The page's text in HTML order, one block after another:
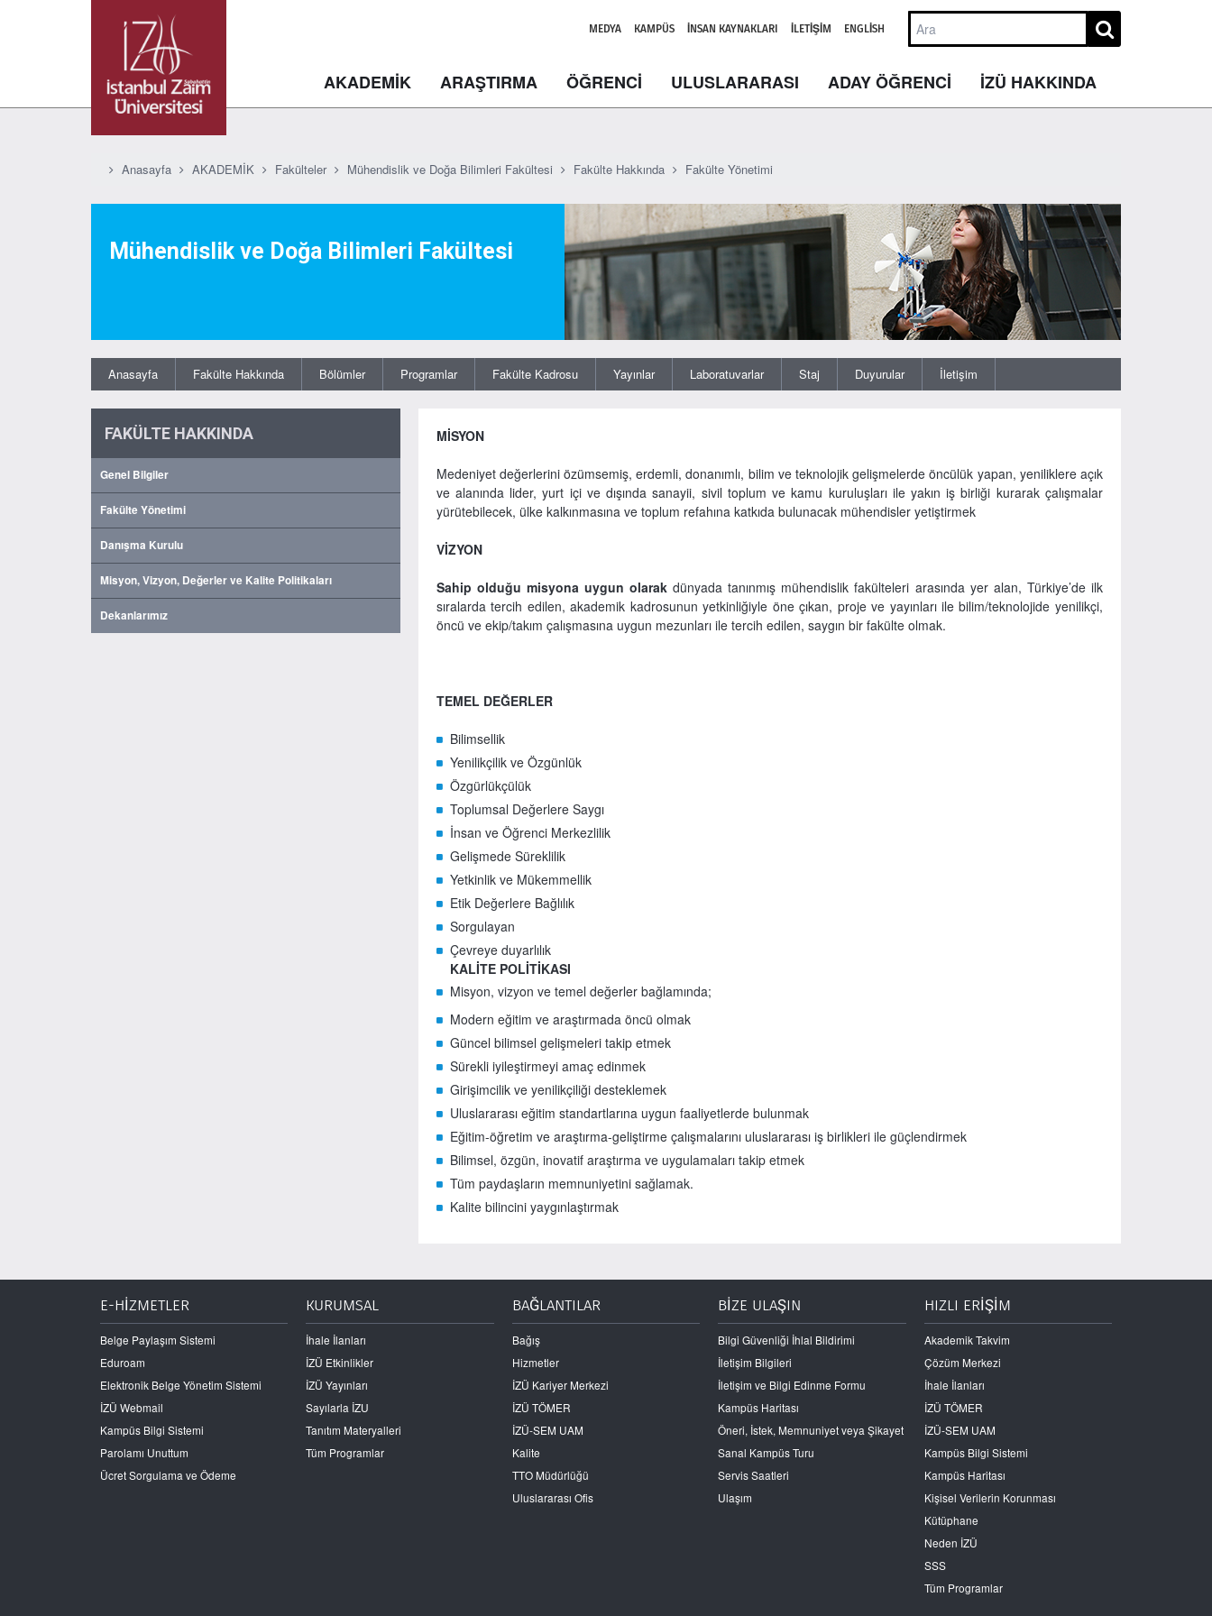
MEDYA KAMPÜS İNSAN KAYNAKLARI İLETIŞIM ENGLISH
AKADEMİK ARAŞTIRMA ÖĞRENCİ ULUSLARARASI ADAY ÖĞRENCİ İZÜ HAKKINDA
Anasayfa AKADEMİK Fakülteler Mühendislik ve Doğa Bilimleri Fakültesi Fakülte Hakkında Fakülte Yönetimi
Mühendislik ve Doğa Bilimleri Fakültesi
Anasayfa Fakülte Hakkında Bölümler Programlar Fakülte Kadrosu Yayınlar Laboratuvarlar Staj Duyurular İletişim
FAKÜLTE HAKKINDA
Genel Bilgiler
Fakülte Yönetimi
Danışma Kurulu
Misyon, Vizyon, Değerler ve Kalite Politikaları
Dekanlarımız
MİSYON
Medeniyet değerlerini özümsemiş, erdemli, donanımlı, bilim ve teknolojik gelişmelerde öncülük yapan, yeniliklere açık
ve alanında lider, yurt içi ve dışında sanayii, sivil toplum ve kamu kuruluşları ile yakın iş birliği kurarak çalışmalar
yürütebilecek, ülke kalkınmasına ve toplum refahına katkıda bulunacak mühendisler yetiştirmek
VİZYON
Sahip olduğu misyona uygun olarakdünyada tanınmış mühendislik fakülteleri arasında yer alan, Türkiye’de ilk
sıralarda tercih edilen, akademik kadrosunun yetkinliğiyle öne çıkan, proje ve yayınları ile bilim/teknolojide yenilikçi,
öncü ve ekip/takım çalışmasına uygun mezunları ile tercih edilen, saygın bir fakülte olmak.
TEMEL DEĞERLER
Bilimsellik
Yenilikçilik ve Özgünlük
Özgürlükçülük
Toplumsal Değerlere Saygı
İnsan ve Öğrenci Merkezlilik
Gelişmede Süreklilik
Yetkinlik ve Mükemmellik
Etik Değerlere Bağlılık
Sorgulayan
Çevreye duyarlılık
KALİTE POLİTİKASI
Misyon, vizyon ve temel değerler bağlamında;
Modern eğitim ve araştırmada öncü olmak
Güncel bilimsel gelişmeleri takip etmek
Sürekli iyileştirmeyi amaç edinmek
Girişimcilik ve yenilikçiliği desteklemek
Uluslararası eğitim standartlarına uygun faaliyetlerde bulunmak
Eğitim-öğretim ve araştırma-geliştirme çalışmalarını uluslararası iş birlikleri ile güçlendirmek
Bilimsel, özgün, inovatif araştırma ve uygulamaları takip etmek
Tüm paydaşların memnuniyetini sağlamak.
Kalite bilincini yaygınlaştırmak
E-HİZMETLER
Belge Paylaşım Sistemi
Eduroam
Elektronik Belge Yönetim Sistemi
İZÜ Webmail
Kampüs Bilgi Sistemi
Parolamı Unuttum
Ücret Sorgulama ve Ödeme
KURUMSAL
İhale İlanları
İZÜ Etkinlikler
İZÜ Yayınları
Sayılarla İZU
Tanıtım Materyalleri
Tüm Programlar
BAĞLANTILAR
Bağış
Hizmetler
İZÜ Kariyer Merkezi
İZÜ TÖMER
İZÜ-SEM UAM
Kalite
TTO Müdürlüğü
Uluslararası Ofis
BİZE ULAŞIN
Bilgi Güvenliği İhlal Bildirimi
İletişim Bilgileri
İletişim ve Bilgi Edinme Formu
Kampüs Haritası
Öneri, İstek, Memnuniyet veya Şikayet
Sanal Kampüs Turu
Servis Saatleri
Ulaşım
HIZLI ERİŞİM
Akademik Takvim
Çözüm Merkezi
İhale İlanları
İZÜ TÖMER
İZÜ-SEM UAM
Kampüs Bilgi Sistemi
Kampüs Haritası
Kişisel Verilerin Korunması
Kütüphane
Neden İZÜ
SSS
Tüm Programlar